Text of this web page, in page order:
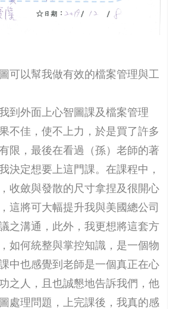
可以幫我做有效的檔案管理與工
到外面上心智圖課及檔案管理
不佳，使不上力，於是買了許多
限，最後在看過（孫）老師的著
決定想要上這門課。在課程中，
收斂與發散的尺寸拿捏及很開心
這將可大幅提升我與美國總公司
之溝通，此外，我更想將這套方
如何統整與掌控知識，是一個物
中也感覺到老師是一個真正在心
之人，且也誠懇地告訴我們，他
處理問題，上完課後，我真的感